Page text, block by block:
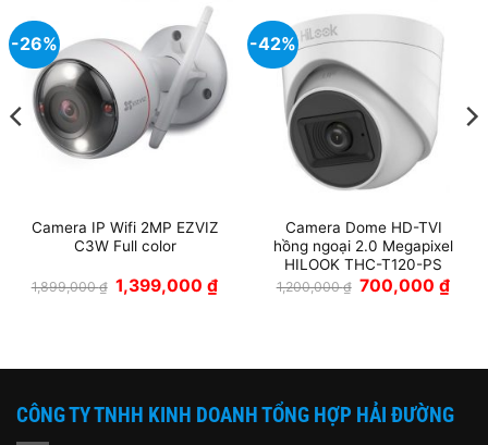
-26%
Camera IP Wifi 2MP EZVIZ
C3W Full color
1,899,000₫ Giá
gốc
1,399,000₫Giá
-42%
Camera Dome HD-TVI
hồng ngoại 2.0 Megapixel
HILOOK THC-T120-PS
1,200,000₫ Giá
gốc
700,000₫Giá
CÔNG TY TNHH KINH DOANH TỔNG HỢP HẢI ĐƯỜNG